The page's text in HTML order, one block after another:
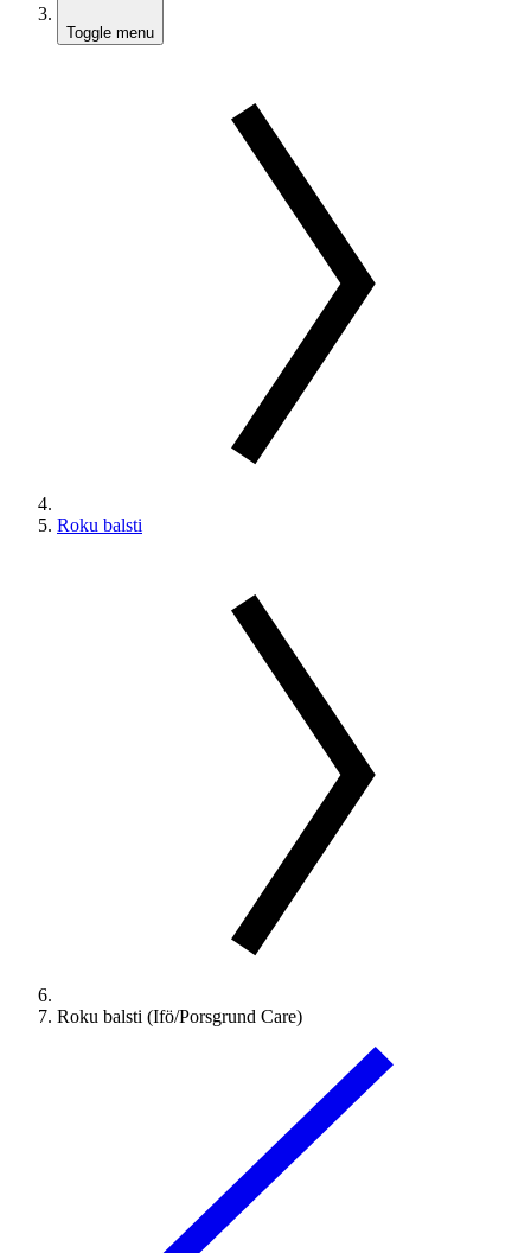
Toggle menu
Roku balsti
Roku balsti (Ifö/Porsgrund Care)